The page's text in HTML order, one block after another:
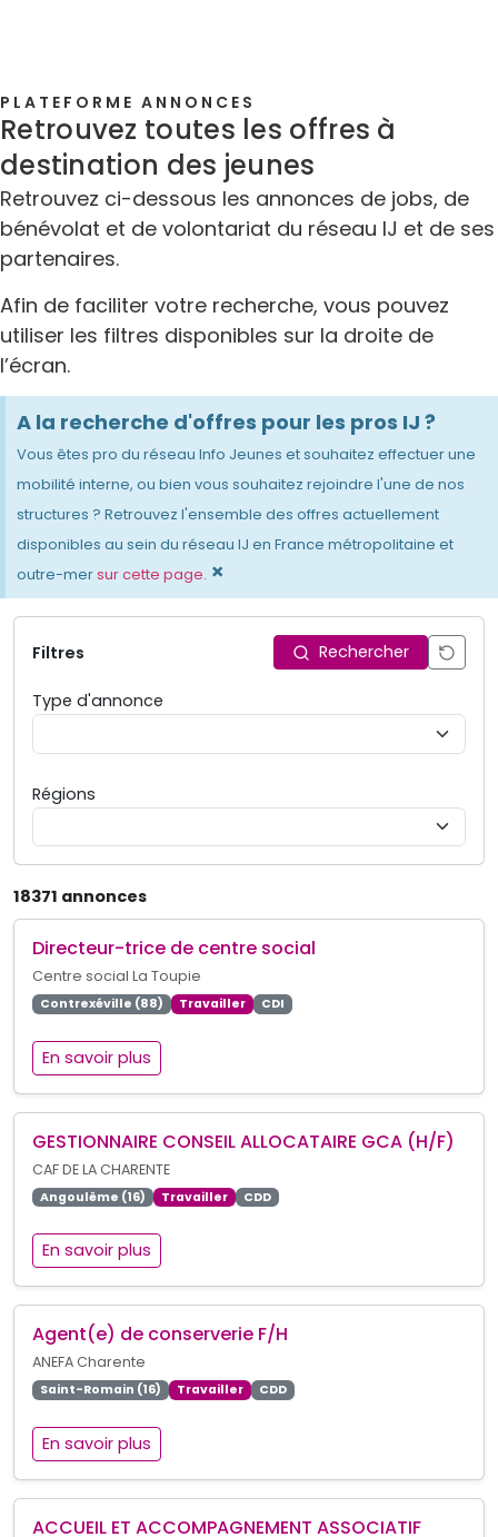
PLATEFORME ANNONCES
Retrouvez toutes les offres à
destination des jeunes
Retrouvez ci-dessous les annonces de jobs, de
bénévolat et de volontariat du réseau IJ et de ses
partenaires.
Afin de faciliter votre recherche, vous pouvez
utiliser les filtres disponibles sur la droite de
l’écran.
A la recherche d'offres pour les pros IJ ?
Vous êtes pro du réseau Info Jeunes et souhaitez effectuer une
mobilité interne, ou bien vous souhaitez rejoindre l'une de nos
structures ? Retrouvez l'ensemble des offres actuellement
disponibles au sein du réseau IJ en France métropolitaine et
outre-mersur cette page. ×